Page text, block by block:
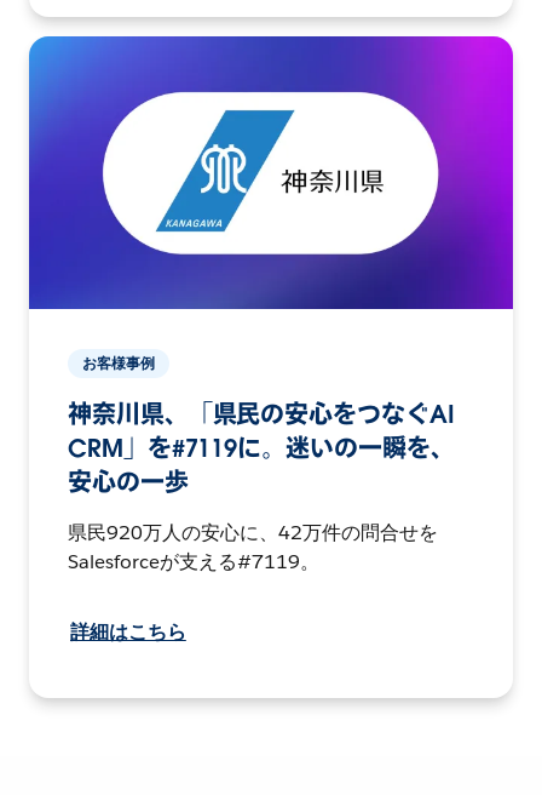
お客様事例
神奈川県、「県民の安心をつなぐAI
CRM」を#7119に。迷いの一瞬を、
安心の一歩
県民920万人の安心に、42万件の問合せを
Salesforceが支える#7119。
詳細はこちら